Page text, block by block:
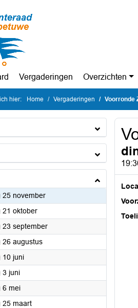
pagina
Vergaderingen Overzichten
hier: Home Vergaderingen Voorronde
25 november2025
21 oktober2025
23 september2025
26 augustus2025
10 juni2025
3 juni2025
6 mei2025
25 maart2025